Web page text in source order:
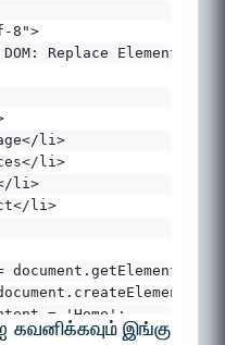
8">
Replace Elements</
li>
li>
li>
li>
= 'Home';
கவனிக்கவும் இங்கு